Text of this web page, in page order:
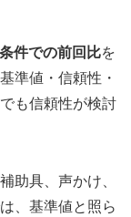
件での前回比を
準値・信頼性・
も信頼性が検討
助具、声かけ、
、基準値と照ら